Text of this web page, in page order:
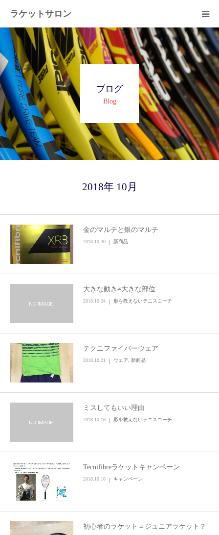
ラケットサロン
ブログ
Blog
2018年 10月
金のマルチと銀のマルチ
2018.10.30 新商品
大きな動き≠大きな部位
2018.10.24 形を教えないテニスコーチ
テクニファイバーウェア
2018.10.21 ウェア, 新商品
ミスしてもいい理由
2018.10.16 形を教えないテニスコーチ
Tecnifibreラケットキャンペーン
2018.10.16 キャンペーン
初心者のラケット＝ジュニアラケット？
ホーム
ショッピング
サービス
プライベートレッスン
ブログ
お問い合わせ